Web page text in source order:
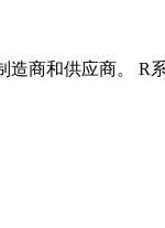
商和供应商。